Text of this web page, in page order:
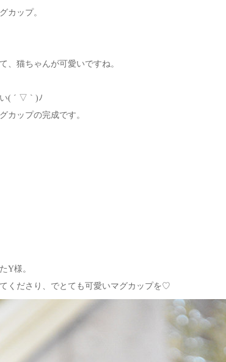
カップ。
、猫ちゃんが可愛いですね。
( ´ ▽ ` )ﾉ
カップの完成です。
Y様。
くださり、でとても可愛いマグカップを♡